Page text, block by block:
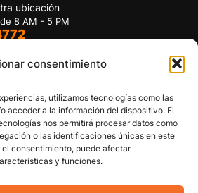
consentimiento
utilizamos tecnologías como las
acceder a la información del dispositivo. El
nos permitirá procesar datos como
o las identificaciones únicas en este
consentimiento, puede afectar
y funciones.
ubicación
8 AM - 5 PM
de privacidad
devoluciones y/o reembolsos